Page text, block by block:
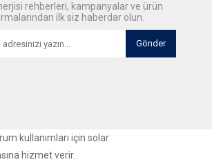
rehberleri, kampanyalar ve ürün
ilk siz haberdar olun.
Gönder
kullanımları için solar
hizmet verir.